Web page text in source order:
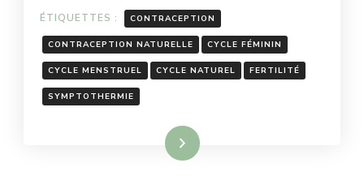
ÉTIQUETTES : CONTRACEPTION
CONTRACEPTION NATURELLE CYCLE FÉMININ
CYCLE MENSTRUEL CYCLE NATUREL FERTILITÉ
SYMPTOTHERMIE
Lire la suite